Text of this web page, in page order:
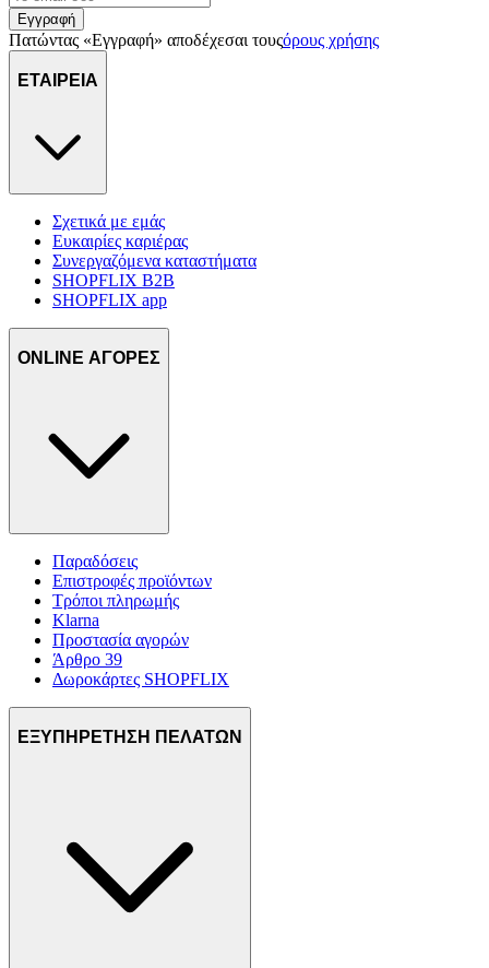
πληροφορίες σχετικά με την από μέρους σας χρήση της
τοποθεσίας μας στους συνεργάτες μέσων κοινωνικής
Εγγραφή
Πατώντας «Εγγραφή» αποδέχεσαι τουςόρους χρήσης
ΕΤΑΙΡΕΙΑ
Σχετικά με εμάς
Ευκαιρίες καριέρας
Συνεργαζόμενα καταστήματα
SHOPFLIX B2B
SHOPFLIX app
ONLINE ΑΓΟΡΕΣ
Παραδόσεις
Επιστροφές προϊόντων
Τρόποι πληρωμής
Klarna
Προστασία αγορών
Άρθρο 39
Δωροκάρτες SHOPFLIX
ΕΞΥΠΗΡΕΤΗΣΗ ΠΕΛΑΤΩΝ